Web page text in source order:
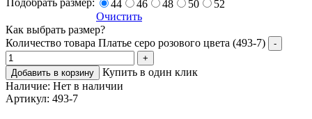
44 46 48 50
52
Очистить
Как выбрать размер?
Количество товара Платье серо розового цвета (493-7)
-
+
Добавить в корзину
Купить в один клик
Наличие: Нет в наличии
Артикул: 493-7